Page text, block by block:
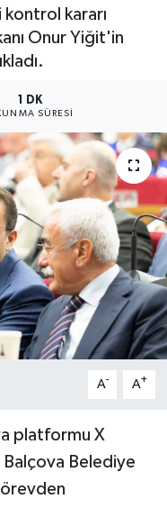
kontrol kararı
Onur Yiğit'in
1 DK
SÜRESI
A- A+
platformu X
Balçova Belediye